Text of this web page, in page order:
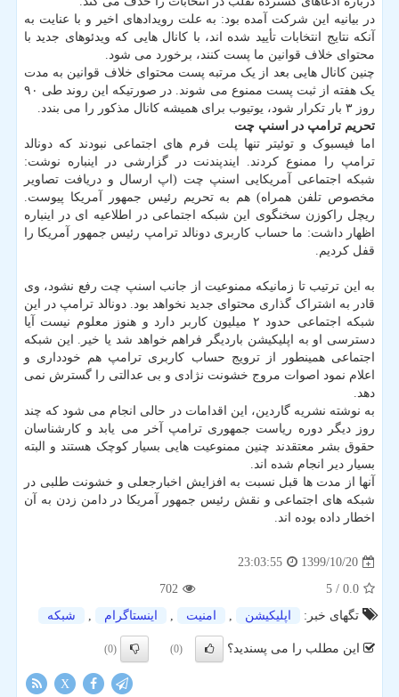
در بیانیه این شرکت آمده بود: به علت رویدادهای اخیر و با عنایت به
آنکه نتایج انتخابات تأیید شده اند، با کانال هایی که ویدئوهای جدید با
محتوای خلاف قوانین ما پست کنند، برخورد می شود.
چنین کانال هایی بعد از یک مرتبه پست محتوای خلاف قوانین به مدت
یک هفته از ثبت پست ممنوع می شوند. در صورتیکه این روند طی ۹۰
روز ۳ بار تکرار شود، یوتیوب برای همیشه کانال مذکور را می بندد.
تحریم ترامپ در اسنپ چت
اما فیسبوک و توئیتر تنها پلت فرم های اجتماعی نبودند که دونالد
ترامپ را ممنوع کردند. ایندپندنت در گزارشی در اینباره نوشت:
شبکه اجتماعی آمریکایی اسنپ چت (اپ ارسال و دریافت تصاویر
مخصوص تلفن همراه) هم به تحریم رئیس جمهور آمریکا پیوست.
ریچل راکوزن سخنگوی این شبکه اجتماعی در اطلاعیه ای در اینباره
اظهار داشت: ما حساب کاربری دونالد ترامپ رئیس جمهور آمریکا را
قفل کردیم.
به این ترتیب تا زمانیکه ممنوعیت از جانب اسنپ چت رفع نشود، وی
قادر به اشتراک گذاری محتوای جدید نخواهد بود. دونالد ترامپ در این
شبکه اجتماعی حدود ۲ میلیون کاربر دارد و هنوز معلوم نیست آیا
دسترسی او به اپلیکیشن باردیگر فراهم خواهد شد یا خیر. این شبکه
اجتماعی همینطور از ترویج حساب کاربری ترامپ هم خودداری و
اعلام نمود اصوات مروج خشونت نژادی و بی عدالتی را گسترش نمی
دهد.
به نوشته نشریه گاردین، این اقدامات در حالی انجام می شود که چند
روز دیگر دوره ریاست جمهوری ترامپ آخر می یابد و کارشناسان
حقوق بشر معتقدند چنین ممنوعیت هایی بسیار کوچک هستند و البته
بسیار دیر انجام شده اند.
آنها از مدت ها قبل نسبت به افزایش اخبارجعلی و خشونت طلبی در
شبکه های اجتماعی و نقش رئیس جمهور آمریکا در دامن زدن به آن
اخطار داده بوده اند.
1399/10/20
23:03:55
0.0
/ 5
702
تگهای خبر:
اپلیكیشن , امنیت , اینستاگرام , شبكه
این مطلب را می پسندید؟ (0)
(0)
X